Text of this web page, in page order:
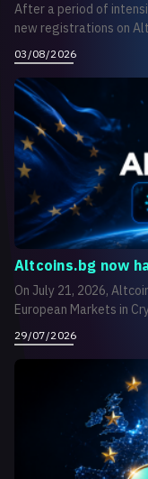
After a period of
new registrations on
03/08/2026
Altcoins.bg now
On July 21, 2026,
European Markets in
29/07/2026